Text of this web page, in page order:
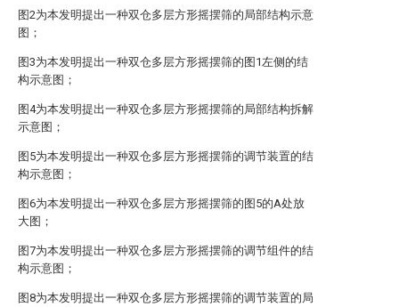
图2为本发明提出一种双仓多层方形摇摆筛的局部结构示意
图；
图3为本发明提出一种双仓多层方形摇摆筛的图1左侧的结
构示意图；
图4为本发明提出一种双仓多层方形摇摆筛的局部结构拆解
示意图；
图5为本发明提出一种双仓多层方形摇摆筛的调节装置的结
构示意图；
图6为本发明提出一种双仓多层方形摇摆筛的图5的A处放
大图；
图7为本发明提出一种双仓多层方形摇摆筛的调节组件的结
构示意图；
图8为本发明提出一种双仓多层方形摇摆筛的调节装置的局